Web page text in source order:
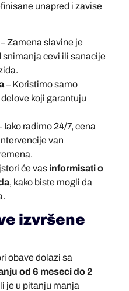
unapred i zavise
Zamena slavine je
cevi ili sanacije
– Koristimo samo
delove koji garantuju
Iako radimo 24/7, cena
van
će vas informisati o
, kako biste mogli da
izvršene
obave dolazi sa
od 6 meseci do 2
je u pitanju manja